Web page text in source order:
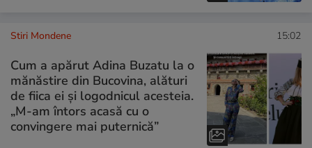
Stiri Mondene 15:02
Cum a apărut Adina Buzatu la o
mănăstire din Bucovina, alături
de fiica ei și logodnicul acesteia.
„M-am întors acasă cu o
convingere mai puternică”